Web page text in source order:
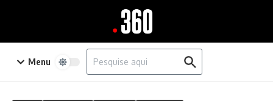
Menu
Procurar por: